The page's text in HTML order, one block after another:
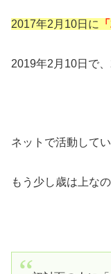
2017年2月10日に
2019年2月10日で
ネットで活動して
もう少し歳は上な